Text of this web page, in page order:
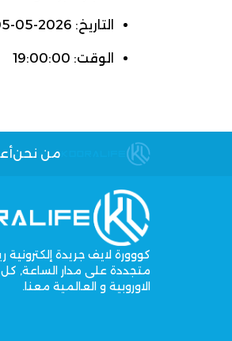
التاريخ: 2026-05-05
الوقت: 19:00:00
من نحن
كووورة لايف جريدة إلكترونية
متجددة على مدار الساعة, كل
الاوروبية و العالمية معنا.